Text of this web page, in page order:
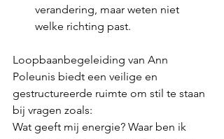
verandering, maar weten niet
welke richting past.
Loopbaanbegeleiding van Ann
Poleunis biedt een veilige en
gestructureerde ruimte om stil te staan
bij vragen zoals:
Wat geeft mij energie? Waar ben ik